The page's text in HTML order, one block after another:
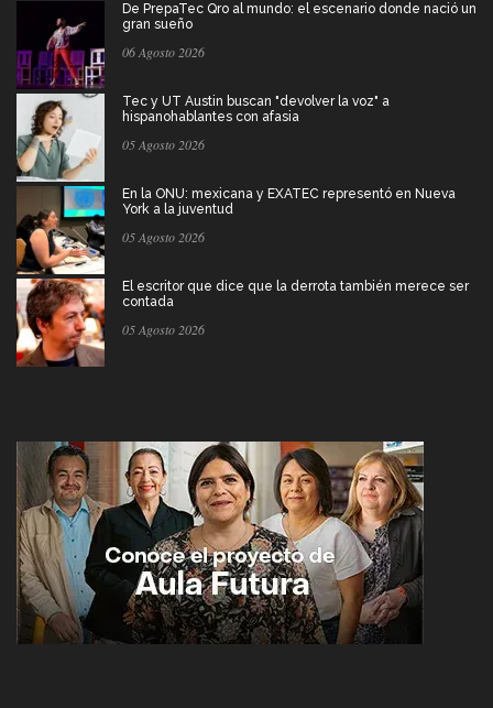
De PrepaTec Qro al mundo: el escenario donde nació un
gran sueño
06 Agosto 2026
Tec y UT Austin buscan "devolver la voz" a
hispanohablantes con afasia
05 Agosto 2026
En la ONU: mexicana y EXATEC representó en Nueva
York a la juventud
05 Agosto 2026
El escritor que dice que la derrota también merece ser
contada
05 Agosto 2026